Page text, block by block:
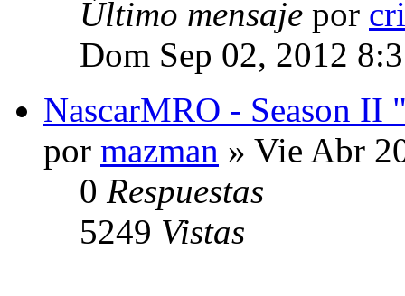
Último mensaje por
Dom Sep 02, 2012
NascarMRO - Season II
por mazman » Vie Abr
0 Respuestas
5249 Vistas